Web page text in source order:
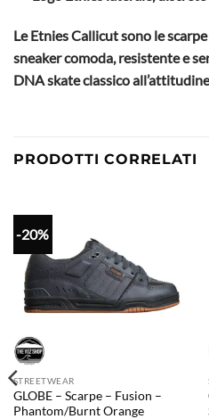
Le Etnies Callicut sono le
sneaker comoda, resistente e
DNA skate classico
PRODOTTI CORRELATI
-20%
STREETWEAR
GLOBE – Scarpe – Fusion –
Phantom/Burnt Orange